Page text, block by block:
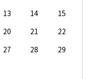
13 14
15
20 21
22
27 28
29